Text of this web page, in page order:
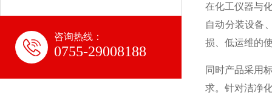
咨询热线：
0755-29008188
在化工仪器与
自动分装设备
损、低运维的
同时产品采用
求。针对洁净